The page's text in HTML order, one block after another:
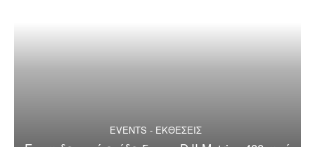
EVENTS - ΕΚΘΕΣΕΙΣ